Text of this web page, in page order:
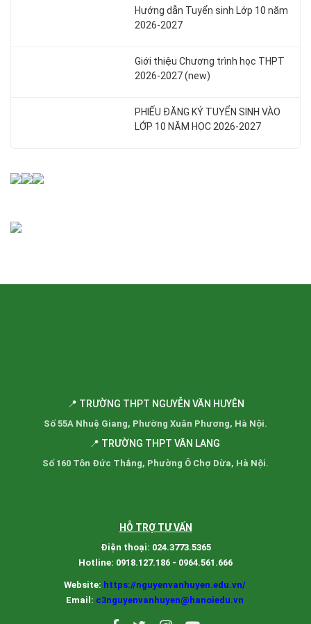
Hướng dẫn Tuyển sinh Lớp 10 năm
2026-2027
Giới thiệu Chương trình học THPT
2026-2027 (new)
PHIẾU ĐĂNG KÝ TUYỂN SINH VÀO
LỚP 10 NĂM HỌC 2026-2027
📍 TRƯỜNG THPT NGUYỄN VĂN HUYÊN
Số 55A Nhuệ Giang, Phường Xuân Phương, Hà Nội.
📍 TRƯỜNG THPT VĂN LANG
Số 160 Tôn Đức Thắng, Phường Ô Chợ Dừa, Hà Nội.
HỖ TRỢ TƯ VẤN
Điện thoại: 024.3773.5365
Hotline: 0918.127.186 - 0964.561.666
Website: https://nguyenvanhuyen.edu.vn/
Email: c3nguyenvanhuyen@hanoiedu.vn